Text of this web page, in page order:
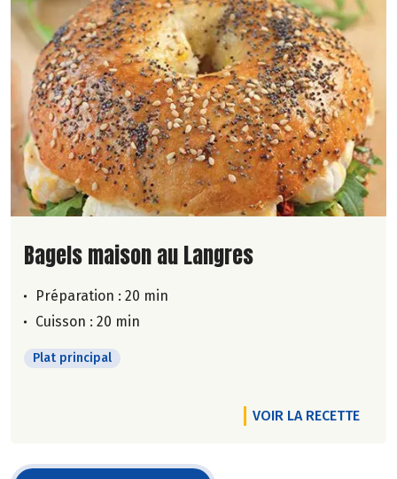
Lire la suite de la recette
Bagels maison au Langres
Préparation : 20 min
Cuisson : 20 min
Plat principal
VOIR LA RECETTE